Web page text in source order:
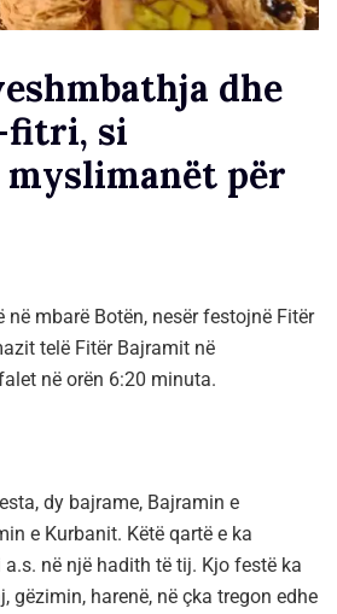
dhe
fitri, si
për
mbarë Botën, nesër festojnë Fitër
telë Fitër Bajramit në
në orën 6:20 minuta.
dy bajrame, Bajramin e
e Kurbanit. Këtë qartë e ka
në një hadith të tij. Kjo festë ka
gëzimin, harenë, në çka tregon edhe